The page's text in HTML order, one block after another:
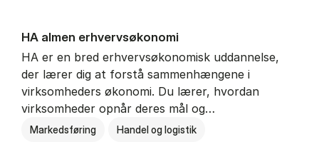
HA al­men erhvervs­økonomi
HA er en bred erhvervsøkonomisk uddannelse,
der lærer dig at forstå sammenhængene i
virksomheders økonomi. Du lærer, hvordan
virksomheder opnår deres mål og…
Markedsføring Handel og logistik